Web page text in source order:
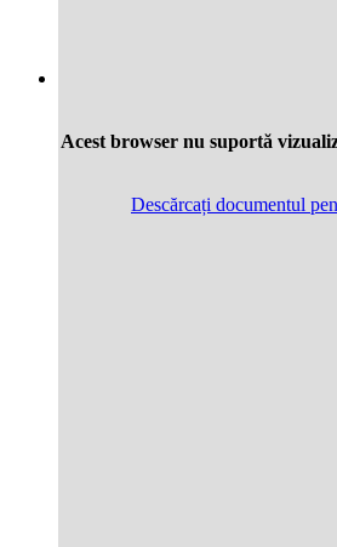
Acest browser nu suportă
Descărcați documentul